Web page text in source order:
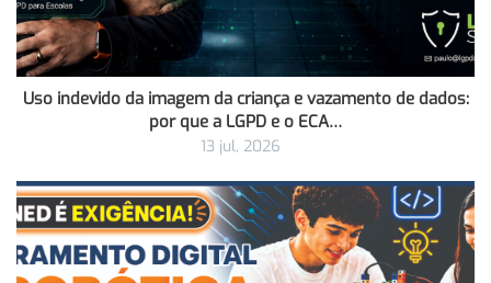
Uso indevido da imagem da criança e vazamento de dados:
por que a LGPD e o ECA…
13 jul, 2026